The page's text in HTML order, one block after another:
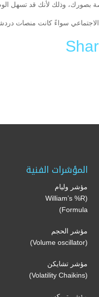
بصورك، وذلك لأنك قد
سواءً كانت منصات
المؤشرات الفنية
مؤشر وليام
(William’s %R
Formula)
مؤشر الحجم
(Volume oscillator)
مؤشر تشايكن
(Volatility Chaikins)